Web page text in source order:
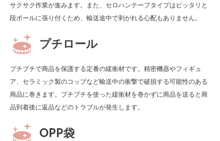
サクサク作業が進みます。また、セロハンテープタイプはピッタリと
段ボールに張り付くため、輸送途中で剥がれる心配もありません。
プチロール
プチプチで商品を保護する定番の緩衝材です。精密機器やフィギュ
ア、セラミック製のコップなど輸送中の衝撃で破損する可能性のある
商品に巻きます。プチプチを使った緩衝材を巻かずに商品を送ると商
品到着後に返品などのトラブルが発生します。
OPP袋